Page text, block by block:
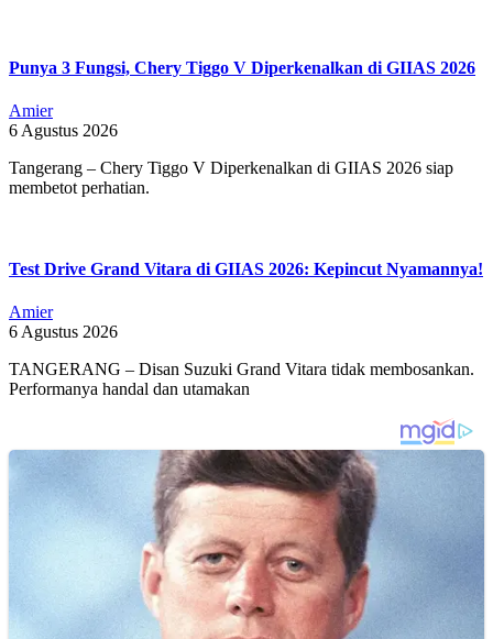
Punya 3 Fungsi, Chery Tiggo V Diperkenalkan di GIIAS 2026
Amier
6 Agustus 2026
Tangerang – Chery Tiggo V Diperkenalkan di GIIAS 2026 siap
membetot perhatian.
Test Drive Grand Vitara di GIIAS 2026: Kepincut Nyamannya!
Amier
6 Agustus 2026
TANGERANG – Disan Suzuki Grand Vitara tidak membosankan.
Performanya handal dan utamakan